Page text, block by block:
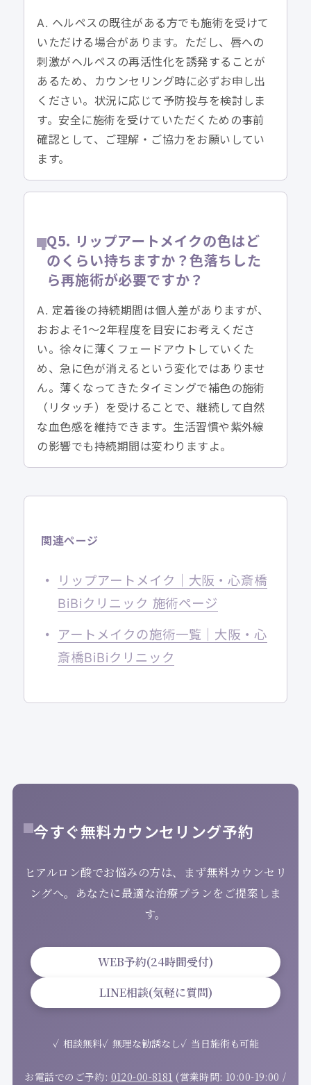
A. ヘルペスの既往がある方でも施術を受けて
いただける場合があります。ただし、唇への
刺激がヘルペスの再活性化を誘発することが
あるため、カウンセリング時に必ずお申し出
ください。状況に応じて予防投与を検討しま
す。安全に施術を受けていただくための事前
確認として、ご理解・ご協力をお願いしてい
ます。
Q5. リップアートメイクの色はど
のくらい持ちますか？色落ちした
ら再施術が必要ですか？
A. 定着後の持続期間は個人差がありますが、
おおよそ1〜2年程度を目安にお考えくださ
い。徐々に薄くフェードアウトしていくた
め、急に色が消えるという変化ではありませ
ん。薄くなってきたタイミングで補色の施術
（リタッチ）を受けることで、継続して自然
な血色感を維持できます。生活習慣や紫外線
の影響でも持続期間は変わりますよ。
関連ページ
リップアートメイク｜大阪・心斎橋
BiBiクリニック 施術ページ
アートメイクの施術一覧｜大阪・心
斎橋BiBiクリニック
今すぐ無料カウンセリング予約
ヒアルロン酸でお悩みの方は、まず無料カウンセリ
ングへ。あなたに最適な治療プランをご提案しま
す。
WEB予約(24時間受付)
LINE相談(気軽に質問)
相談無料 無理な勧誘なし 当日施術も可能
お電話でのご予約: 0120-00-8181 (営業時間: 10:00-19:00 /